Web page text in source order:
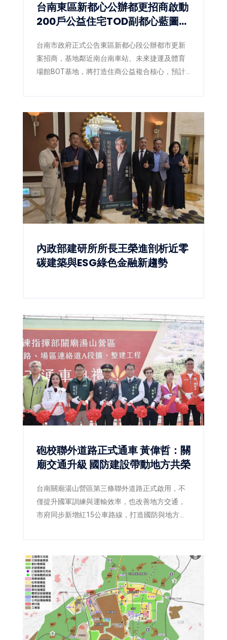
台南東區新都心公辦都更招商啟動
200戶公益住宅TOD副都心藍圖正
台南市政府正式公告東區新都心段公辦都市更新
案招商，基地鄰近南台南車站、未來捷運及體育
場館BOT基地，將打造住商公益複合核心，預計
內政部建研所所長王榮進剖析近零
碳建築與ESG綠色金融新趨勢
砲校聯外道路正式通車 黃偉哲：關
廟交通升級 國防建設帶動地方共榮
台南關廟湯山營區第三條聯外道路正式啟用，不
僅提升國軍訓練與運輸效率，也改善地方交通，
市府同步新增紅15公車路線，打造國防與地方雙